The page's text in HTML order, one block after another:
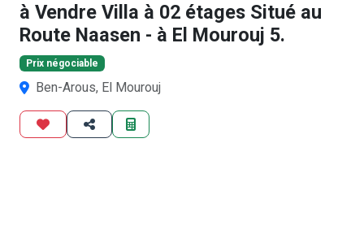
à Vendre Villa à 02 étages Situé au
Route Naasen - à El Mourouj 5.
Prix négociable
Ben-Arous, El Mourouj